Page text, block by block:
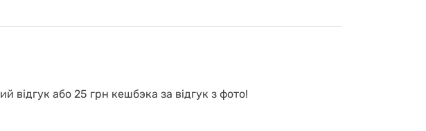
відгук або 25 грн кешбэка за відгук з фото!